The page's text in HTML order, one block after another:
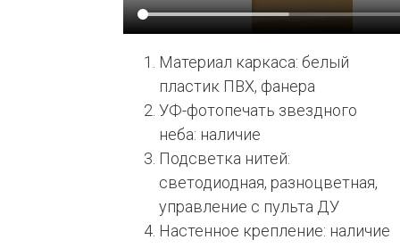
Материал каркаса: белый
пластик ПВХ, фанера
УФ-фотопечать звездного
неба: наличие
Подсветка нитей:
светодиодная, разноцветная,
управление с пульта ДУ
Настенное крепление: наличие